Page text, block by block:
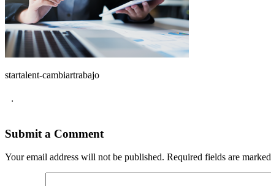
startalent-cambiartrabajo
.
Submit a Comment
Your email address will not be published. Required fields are marked